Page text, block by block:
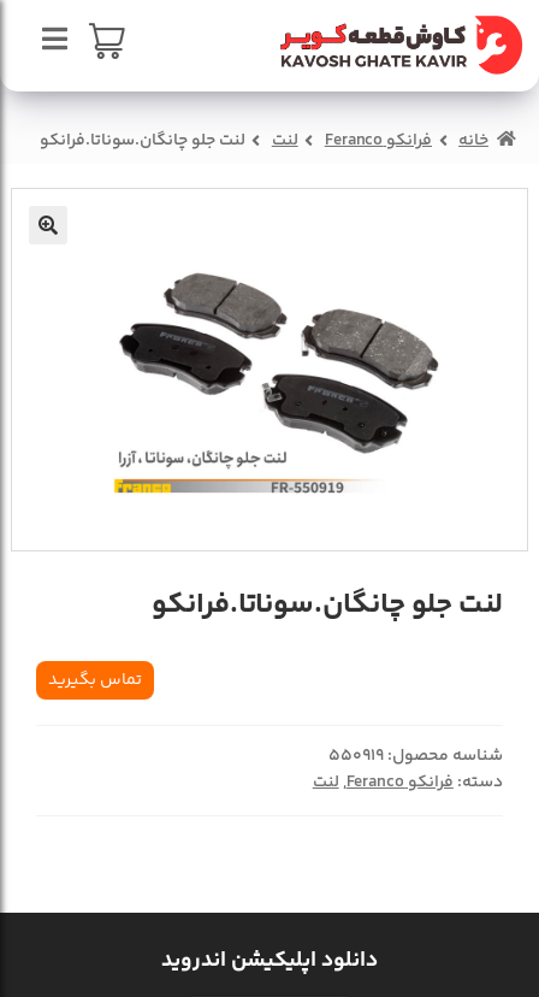
پرش
به
ناوبری
پرش
به
محتوا
صفحه اصلی
سبد خرید
تماس با ما
خانه فرانکو Feranco لنت لنت جلو چانگان.سوناتا.فرانکو
لنت جلو چانگان.سوناتا.فرانکو
تماس بگیرید
شناسه محصول:550919
دسته:فرانکو Feranco ,لنت
دانلود اپلیکیشن اندروید